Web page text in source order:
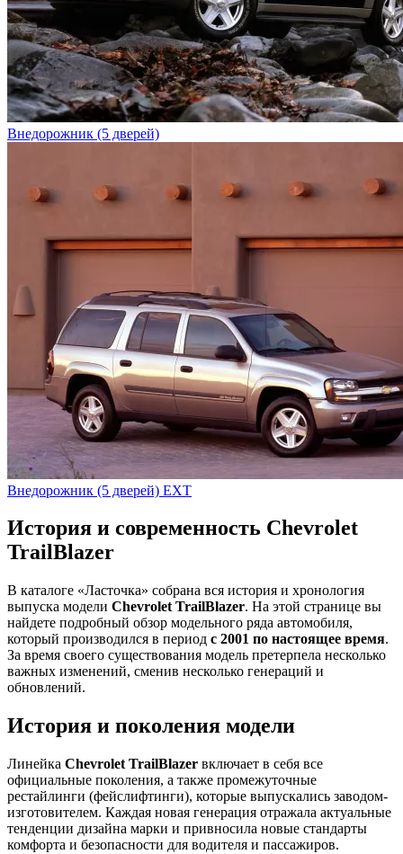
Внедорожник (5 дверей)
Внедорожник (5 дверей) EXT
История и современность Chevrolet
TrailBlazer
В каталоге «Ласточка» собрана вся история и хронология
выпуска модели Chevrolet TrailBlazer. На этой странице вы
найдете подробный обзор модельного ряда автомобиля,
который производился в период с 2001 по настоящее время.
За время своего существования модель претерпела несколько
важных изменений, сменив несколько генераций и
обновлений.
История и поколения модели
Линейка Chevrolet TrailBlazer включает в себя все
официальные поколения, а также промежуточные
рестайлинги (фейслифтинги), которые выпускались заводом-
изготовителем. Каждая новая генерация отражала актуальные
тенденции дизайна марки и привносила новые стандарты
комфорта и безопасности для водителя и пассажиров.